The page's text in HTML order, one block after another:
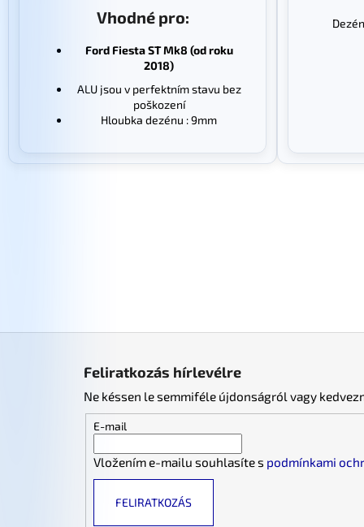
Vhodné pro:
Ford Fiesta ST Mk8 (od roku
2018)
ALU jsou v perfektním stavu bez
poškození
Hloubka dezénu : 9mm
Feliratkozás hírlevélre
Ne késsen le semmiféle újdonságról vagy
E-mail
Vložením e-mailu souhlasíte s podmínkami
FELIRATKOZÁS